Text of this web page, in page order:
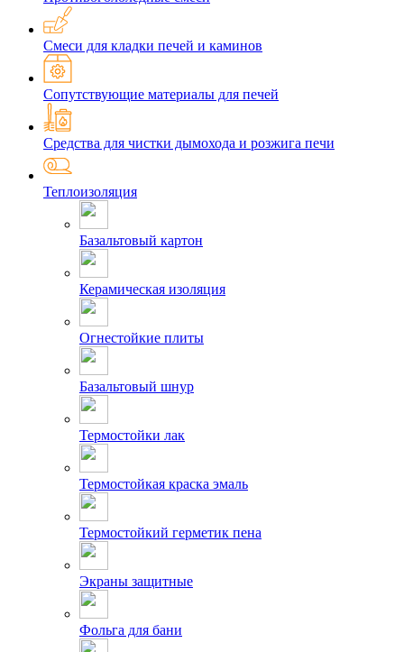
Смеси для кладки печей и каминов
Сопутствующие материалы для печей
Средства для чистки дымохода и розжига печи
Теплоизоляция
Базальтовый картон
Керамическая изоляция
Огнестойкие плиты
Базальтовый шнур
Термостойки лак
Термостойкая краска эмаль
Термостойкий герметик пена
Экраны защитные
Фольга для бани